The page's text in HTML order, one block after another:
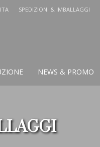
SPEDIZIONI & IMBALLAGGI
NEWS & PROMO